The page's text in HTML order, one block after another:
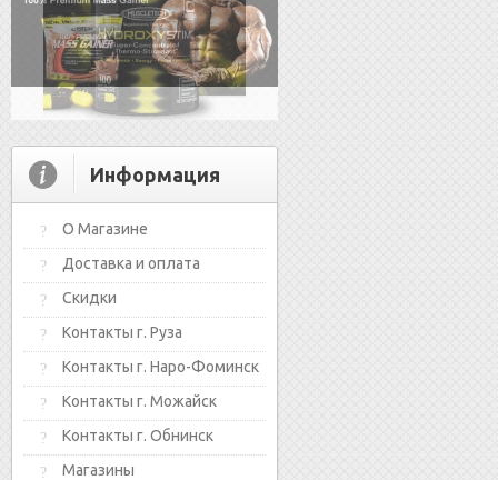
Информация
О Магазине
Доставка и оплата
Скидки
Контакты г. Руза
Контакты г. Наро-Фоминск
Контакты г. Можайск
Контакты г. Обнинск
Магазины